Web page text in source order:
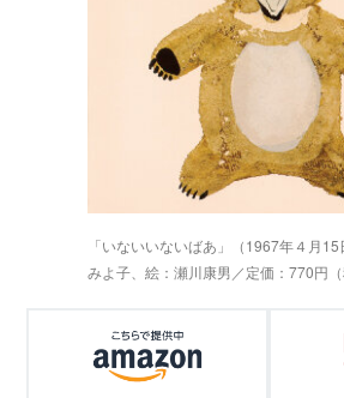
「いないいないばあ」（1967年４月
みよ子、絵：瀬川康男／定価：770円